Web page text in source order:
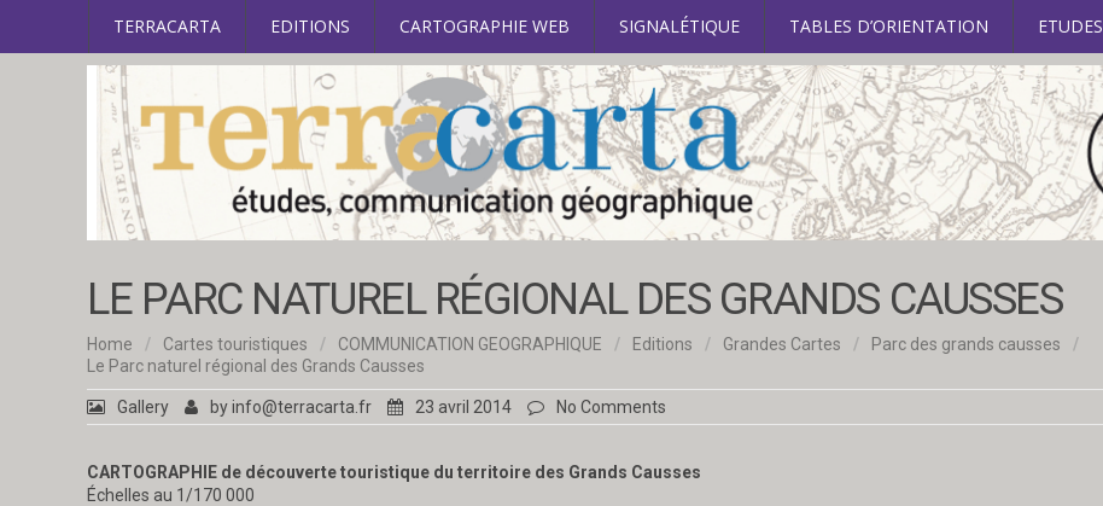
TERRACARTA EDITIONS CARTOGRAPHIE WEB SIGNALÉTIQUE TABLES D’ORIENTATION ETUDES
LE PARC NATUREL RÉGIONAL DES GRANDS CAUSSES
Home / Cartes touristiques / COMMUNICATION GEOGRAPHIQUE / Editions / Grandes Cartes / Parc des grands causses
/
Le Parc naturel régional des Grands Causses
Gallery byinfo@terracarta.fr 23 avril 2014 No Comments
CARTOGRAPHIE de découverte touristique du territoire des Grands Causses
Échelles au 1/170 000